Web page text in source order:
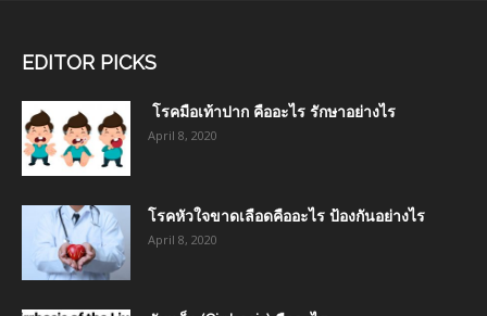
EDITOR PICKS
โรคมือเท้าปาก คืออะไร รักษาอย่างไร
April 8, 2020
โรคหัวใจขาดเลือดคืออะไร ป้องกันอย่างไร
April 8, 2020